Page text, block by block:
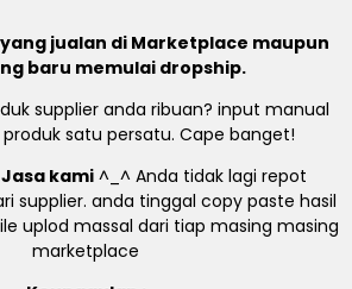
jualan di Marketplace maupun
baru memulai dropship.
supplier anda ribuan? input manual
satu persatu. Cape banget!
kami ^_^ Anda tidak lagi repot
supplier. anda tinggal copy paste hasil
uplod massal dari tiap masing masing
marketplace